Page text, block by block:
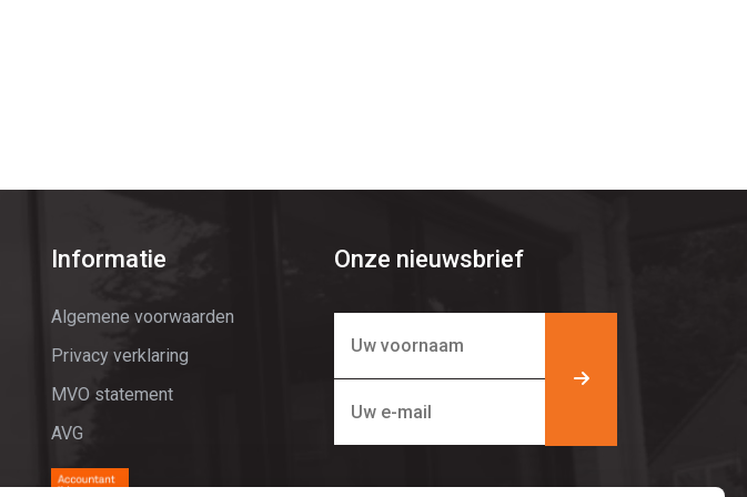
Informatie
Algemene voorwaarden
Privacy verklaring
MVO statement
AVG
Onze nieuwsbrief